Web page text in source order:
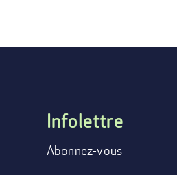
FOOTER
Infolettre
Abonnez-vous